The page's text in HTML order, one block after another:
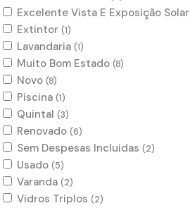
Excelente Vista E Exposição Solar
Extintor (1)
Lavandaria (1)
Muito Bom Estado (8)
Novo (8)
Piscina (1)
Quintal (3)
Renovado (6)
Sem Despesas Incluidas (2)
Usado (5)
Varanda (2)
Vidros Triplos (2)